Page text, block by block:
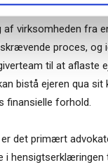
af virksomheden fra
proces, og
til at aflaste
bistå ejeren qua sit
finansielle forhold.
det primært
i hensigtserklæringen